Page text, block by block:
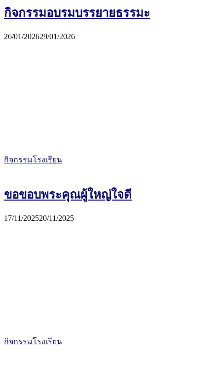
กิจกรรมอบรมบรรยายธรรมะ
26/01/202629/01/2026
กิจกรรมโรงเรียน
ขอขอบพระคุณผู้ใหญ่ใจดี
17/11/202520/11/2025
กิจกรรมโรงเรียน